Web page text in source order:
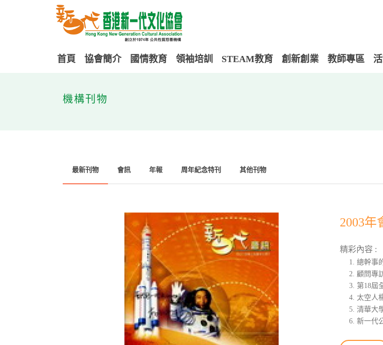
首頁 協會簡介 國情教育 領袖培訓 STEAM教育 創新創業 教師專區
機構刊物
最新刊物 會訊 年報 周年紀念特刊 其他刊物
2003年
精彩內容 :
總幹事
顧問專
第18屆
太空人
清華大
新一代